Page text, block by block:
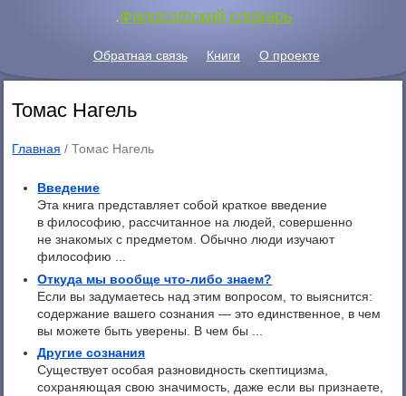
.Философский словарь
Обратная связь Книги О проекте
Томас Нагель
Главная /Томас Нагель
Введение
Эта книга представляет собой краткое введение
в философию, рассчитанное на людей, совершенно
не знакомых с предметом. Обычно люди изучают
философию ...
Откуда мы вообще что-либо знаем?
Если вы задумаетесь над этим вопросом, то выяснится:
содержание вашего сознания — это единственное, в чем
вы можете быть уверены. В чем бы ...
Другие сознания
Существует особая разновидность скептицизма,
сохраняющая свою значимость, даже если вы признаете,